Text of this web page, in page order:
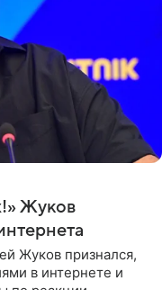
Жуков
Жуков признался,
в интернете и